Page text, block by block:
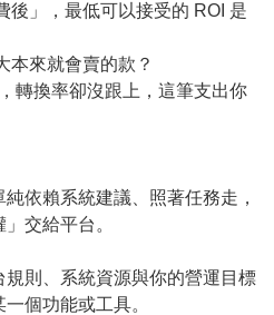
後」，最低可以接受的 ROI 是
本來就會賣的款？
轉換率卻沒跟上，這筆支出你
依賴系統建議、照著任務走，
交給平台。
則、系統資源與你的營運目標
個功能或工具。